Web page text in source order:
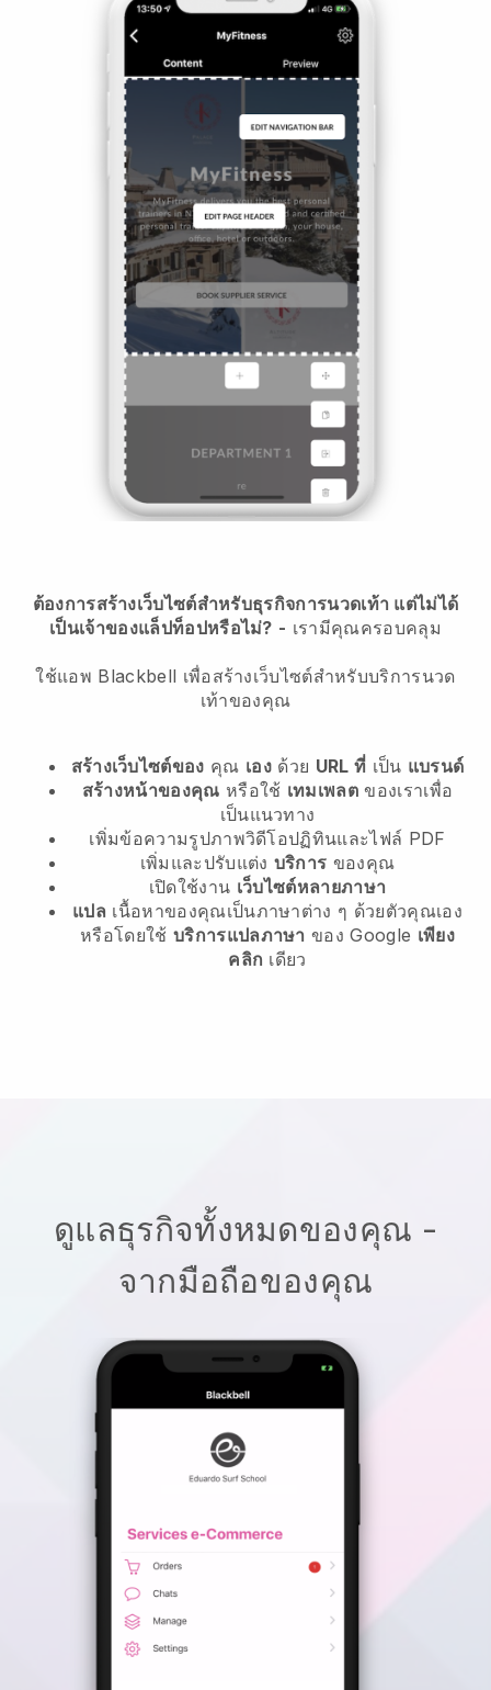
ต้องการสร้างเว็บไซต์สำหรับธุรกิจการนวดเท้า แต่ไม่ได้
เป็นเจ้าของแล็ปท็อปหรือไม่? - เรามีคุณครอบคลุม
ใช้แอพ Blackbell เพื่อสร้างเว็บไซต์สำหรับบริการนวด
เท้าของคุณ
สร้างเว็บไซต์ของ คุณ เองด้วย URL ที่ เป็น แบรนด์
สร้างหน้าของคุณ หรือใช้ เทมเพลต ของเราเพื่อ
เป็นแนวทาง
เพิ่มข้อความรูปภาพวิดีโอปฏิทินและไฟล์ PDF
เพิ่มและปรับแต่ง บริการ ของคุณ
เปิดใช้งาน เว็บไซต์หลายภาษา
แปล เนื้อหาของคุณเป็นภาษาต่าง ๆ ด้วยตัวคุณเอง
หรือโดยใช้ บริการแปลภาษา ของ Google เพียง
คลิก เดียว
ดูแลธุรกิจทั้งหมดของคุณ -
จากมือถือของคุณ